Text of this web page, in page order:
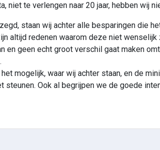
niet te verlengen naar 20 jaar, hebben wij
staan wij achter alle besparingen die
altijd redenen waarom deze niet
en geen echt groot verschil gaat maken
mogelijk, waar wij achter staan, en de
Ook al begrijpen we de goede